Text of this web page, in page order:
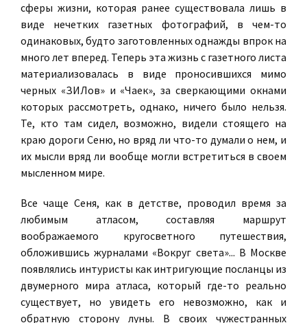
сферы жизни, которая ранее существовала лишь в
виде нечетких газетных фотографий, в чем-то
одинаковых, будто заготовленных однажды впрок на
много лет вперед. Теперь эта жизнь с газетного листа
материализовалась в виде проносившихся мимо
черных «ЗИЛов» и «Чаек», за сверкающими окнами
которых рассмотреть, однако, ничего было нельзя.
Те, кто там сидел, возможно, видели стоящего на
краю дороги Сеню, но вряд ли что-то думали о нем, и
их мысли вряд ли вообще могли встретиться в своем
мысленном мире.
Все чаще Сеня, как в детстве, проводил время за
любимым атласом, составляя маршрут
воображаемого кругосветного путешествия,
обложившись журналами «Вокруг света»... В Москве
появлялись интуристы как интригующие посланцы из
двумерного мира атласа, который где-то реально
существует, но увидеть его невозможно, как и
обратную сторону луны. В своих чужестранных